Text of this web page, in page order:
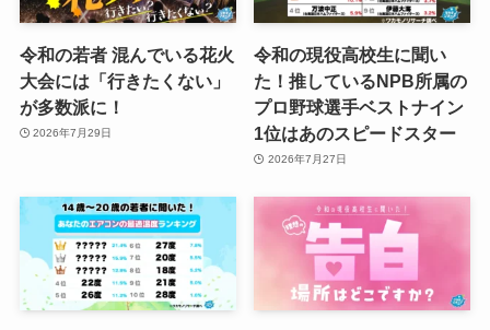
令和の若者 混んでいる花火
大会には「行きたくない」
が多数派に！
2026年7月29日
令和の現役高校生に聞い
た！推しているNPB所属の
プロ野球選手ベストナイン
1位はあのスピードスター
2026年7月27日